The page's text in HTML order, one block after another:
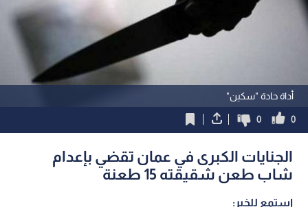
أداة حادة "سكين"
0
0
الجنايات الكبرى في عمان تقضي بإعدام
شاب طعن شقيقته 15 طعنة
استمع للخبر: